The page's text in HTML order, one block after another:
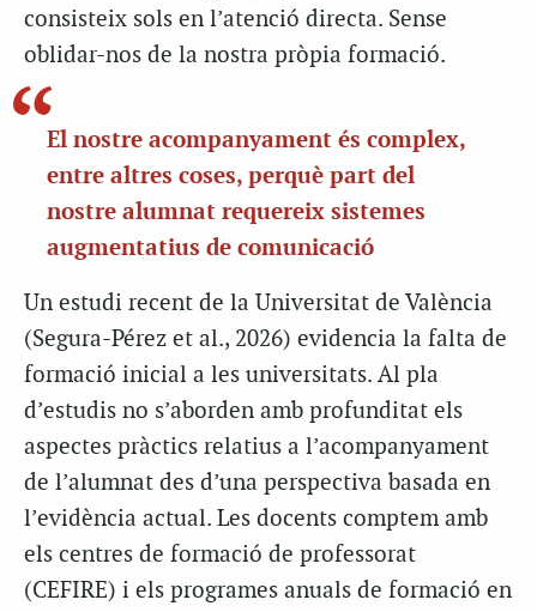
consisteix sols en l’atenció directa. Sense
oblidar-nos de la nostra pròpia formació.
El nostre acompanyament és complex,
entre altres coses, perquè part del
nostre alumnat requereix sistemes
augmentatius de comunicació
Un estudi recent de la Universitat de València
(Segura-Pérez et al., 2026) evidencia la falta de
formació inicial a les universitats. Al pla
d’estudis no s’aborden amb profunditat els
aspectes pràctics relatius a l’acompanyament
de l’alumnat des d’una perspectiva basada en
l’evidència actual. Les docents comptem amb
els centres de formació de professorat
(CEFIRE) i els programes anuals de formació en